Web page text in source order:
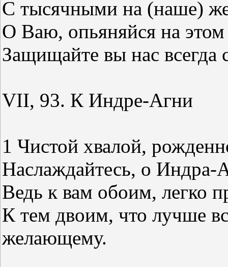
С тысячными на (наше)
О Ваю, опьяняйся на
Защищайте вы нас
VII, 93. К Индре-Агни
1 Чистой хвалой,
Наслаждайтесь, о
Ведь к вам обоим, легко
К тем двоим, что лучше
желающему.